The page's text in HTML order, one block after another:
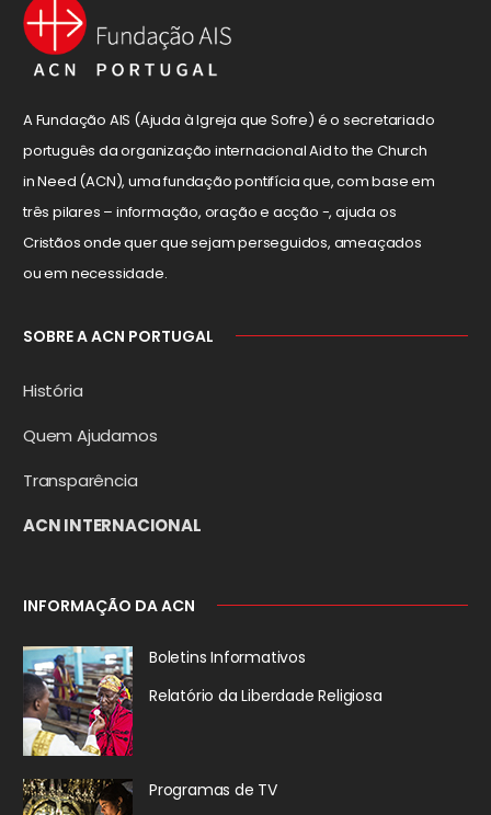
A Fundação AIS (Ajuda à Igreja que Sofre) é o secretariado
português da organização internacional Aid to the Church
in Need (ACN), uma fundação pontifícia que, com base em
três pilares – informação, oração e acção -, ajuda os
Cristãos onde quer que sejam perseguidos, ameaçados
ou em necessidade.
SOBRE A ACN PORTUGAL
História
Quem Ajudamos
Transparência
ACN INTERNACIONAL
INFORMAÇÃO DA ACN
Boletins Informativos
Relatório da Liberdade Religiosa
Programas de TV